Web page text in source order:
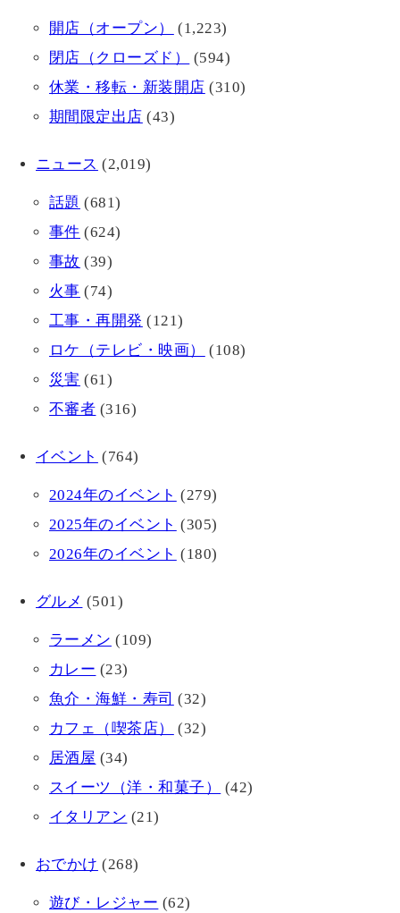
開店（オープン）
(1,223)
閉店（クローズド）
(594)
休業・移転・新装開店 (310)
期間限定出店 (43)
ニュース (2,019)
話題 (681)
事件 (624)
事故 (39)
火事 (74)
工事・再開発 (121)
ロケ（テレビ・映画）
(108)
災害 (61)
不審者 (316)
イベント (764)
2024年のイベント (279)
2025年のイベント (305)
2026年のイベント (180)
グルメ (501)
ラーメン (109)
カレー (23)
魚介・海鮮・寿司 (32)
カフェ（喫茶店）
(32)
居酒屋 (34)
スイーツ（洋・和菓子）
(42)
イタリアン (21)
おでかけ (268)
遊び・レジャー (62)